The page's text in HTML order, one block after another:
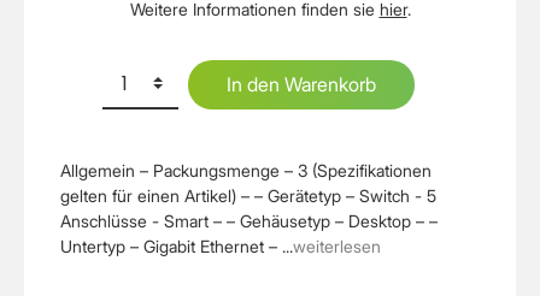
Allgemein – Packungsmenge – 3 (Spezifikationen
gelten für einen Artikel) – – Gerätetyp – Switch - 5
Anschlüsse - Smart – – Gehäusetyp – Desktop – –
Untertyp – Gigabit Ethernet – ...weiterlesen
Weitere Informationen finden sie hier.
In den Warenkorb